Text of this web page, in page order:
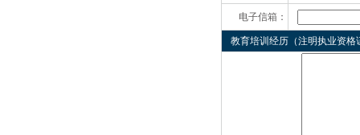
电子信箱：
教育培训经历（注明执业资格